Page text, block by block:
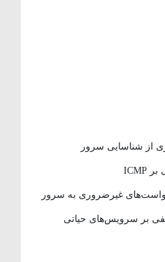
شناسایی سرور
غیرضروری به سرور
بر سرویس‌های حیاتی